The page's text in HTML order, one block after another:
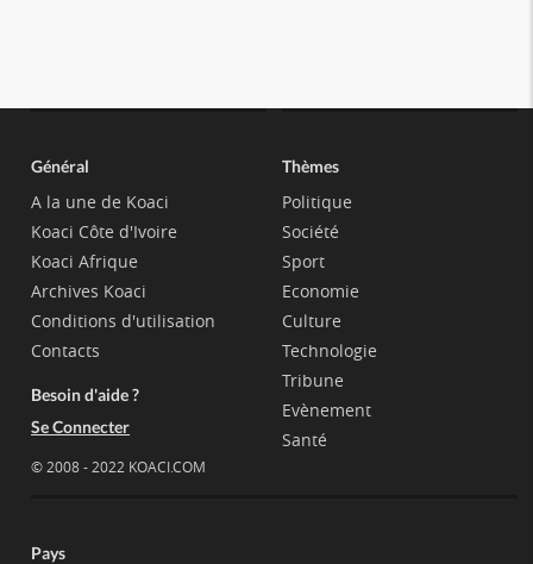
Général
A la une de Koaci
Koaci Côte d'Ivoire
Koaci Afrique
Archives Koaci
Conditions d'utilisation
Contacts
Besoin d'aide ?
Se Connecter
© 2008 - 2022 KOACI.COM
Thèmes
Politique
Société
Sport
Economie
Culture
Technologie
Tribune
Evènement
Santé
Pays